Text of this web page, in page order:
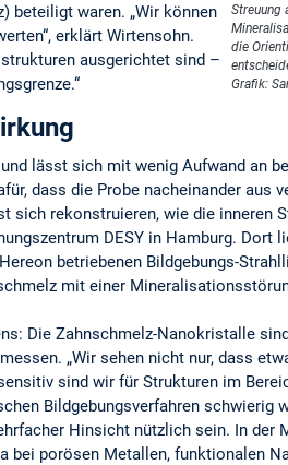
Streuung
die
Grafik:
beteiligt waren. „Wir können
erklärt Wirtensohn.
ausgerichtet sind –
lässt sich mit wenig Aufwand an
dass die Probe nacheinander aus
sich rekonstruieren, wie die inneren
DESY in Hamburg. Dort
betriebenen Bildgebungs-
mit einer
Die Zahnschmelz-Nanokristalle
„Wir sehen nicht nur, dass
sind wir für Strukturen im
Bildgebungsverfahren schwierig
Hinsicht nützlich sein. In der
bei porösen Metallen, funktionalen